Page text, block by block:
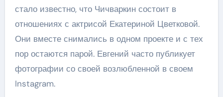
стало известно, что Чичваркин состоит в
отношениях с актрисой Екатериной Цветковой.
Они вместе снимались в одном проекте и с тех
пор остаются парой. Евгений часто публикует
фотографии со своей возлюбленной в своем
Instagram.